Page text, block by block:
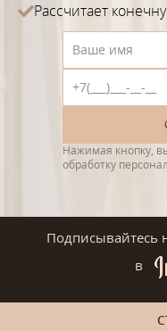
Рассчитает
Нажимая кнопку,
обработку
Подписывайтесь
в